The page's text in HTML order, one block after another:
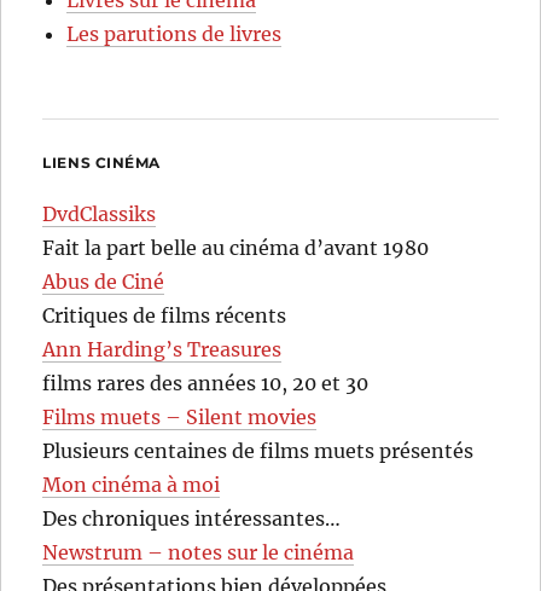
Les parutions de livres
LIENS CINÉMA
DvdClassiks
Fait la part belle au cinéma d’avant 1980
Abus de Ciné
Critiques de films récents
Ann Harding’s Treasures
films rares des années 10, 20 et 30
Films muets – Silent movies
Plusieurs centaines de films muets présentés
Mon cinéma à moi
Des chroniques intéressantes…
Newstrum – notes sur le cinéma
Des présentations bien développées